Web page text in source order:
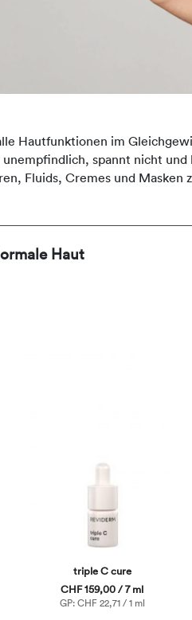
Hautfunktionen im
spannt nicht und
Fluids, Cremes und
Haut
triple C cure
CHF 159,00 / 7 ml
GP: CHF 22,71 / 1 ml